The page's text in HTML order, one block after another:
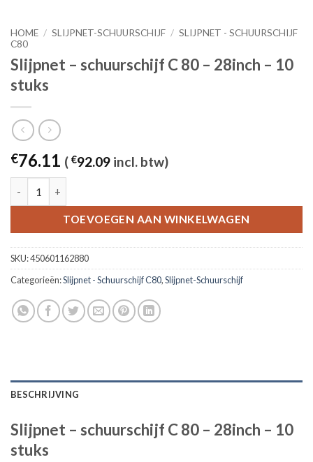
HOME / SLIJPNET-SCHUURSCHIJF / SLIJPNET - SCHUURSCHIJF
C80
Slijpnet – schuurschijf C 80 – 28inch – 10
stuks
€76.11 ( €92.09 incl. btw)
TOEVOEGEN AAN WINKELWAGEN
SKU:450601162880
Categorieën:Slijpnet - Schuurschijf C80,Slijpnet-Schuurschijf
BESCHRIJVING
Slijpnet – schuurschijf C 80 – 28inch – 10
stuks